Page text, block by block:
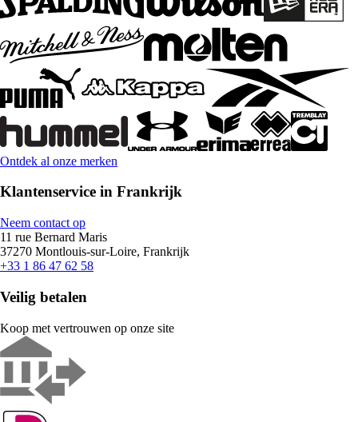
Ontdek al onze merken
Klantenservice in Frankrijk
Neem contact op
11 rue Bernard Maris
37270 Montlouis-sur-Loire, Frankrijk
+33 1 86 47 62 58
Veilig betalen
Koop met vertrouwen op onze site